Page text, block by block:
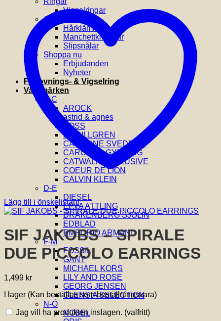
Vigselringar
Accessoarer
Hårklämmor
Manchettknappar
Slipsnålar
Shoppa nu
Erbjudanden
Nyheter
Förlovnings- & Vigselring
Varumärken
A-C
AROCK
astrid & agnes
BOSS
BY BILLGREN
CAROLINE SVEDBOM
CAROLINA GYNNING
CATWALK EXCLUSIVE
COEUR DE LION
CALVIN KLEIN
D-E
DIESEL
EFVA ATTLING
DRAKENBERG SJÖLIN
EDBLAD
EMPORIO ARMANI
F-M
FOSSIL
GANT
MICHAEL KORS
LILY AND ROSE
GEORG JENSEN
GLENSIA SELECTION
N-Ö
NOBEL
Lägg till i önskelistan!
SIF JAKOBS – SPIRALE
DUE PICCOLO EARRINGS
1,499 kr
I lager (Kan beställas som beställningsvara)
Jag vill ha produkten inslagen. (valfritt)